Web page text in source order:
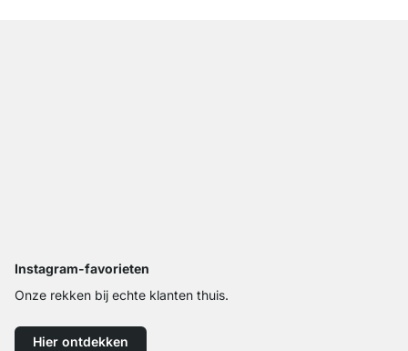
Instagram-favorieten
Onze rekken bij echte klanten thuis.
Hier ontdekken